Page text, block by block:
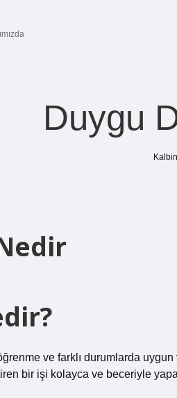
Duygu
ve farklı durumlarda uygun
bir işi kolayca ve beceriyle